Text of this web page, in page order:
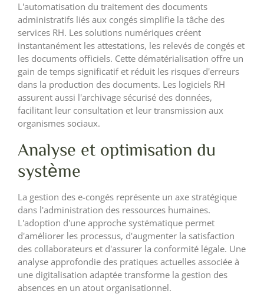
L'automatisation du traitement des documents
administratifs liés aux congés simplifie la tâche des
services RH. Les solutions numériques créent
instantanément les attestations, les relevés de congés et
les documents officiels. Cette dématérialisation offre un
gain de temps significatif et réduit les risques d'erreurs
dans la production des documents. Les logiciels RH
assurent aussi l'archivage sécurisé des données,
facilitant leur consultation et leur transmission aux
organismes sociaux.
Analyse et optimisation du
système
La gestion des e-congés représente un axe stratégique
dans l'administration des ressources humaines.
L'adoption d'une approche systématique permet
d'améliorer les processus, d'augmenter la satisfaction
des collaborateurs et d'assurer la conformité légale. Une
analyse approfondie des pratiques actuelles associée à
une digitalisation adaptée transforme la gestion des
absences en un atout organisationnel.